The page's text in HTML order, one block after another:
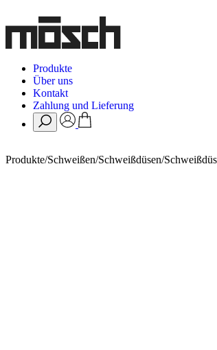
Produkte
Über uns
Kontakt
Zahlung und Lieferung
Produkte/Schweißen/Schweißdüsen/